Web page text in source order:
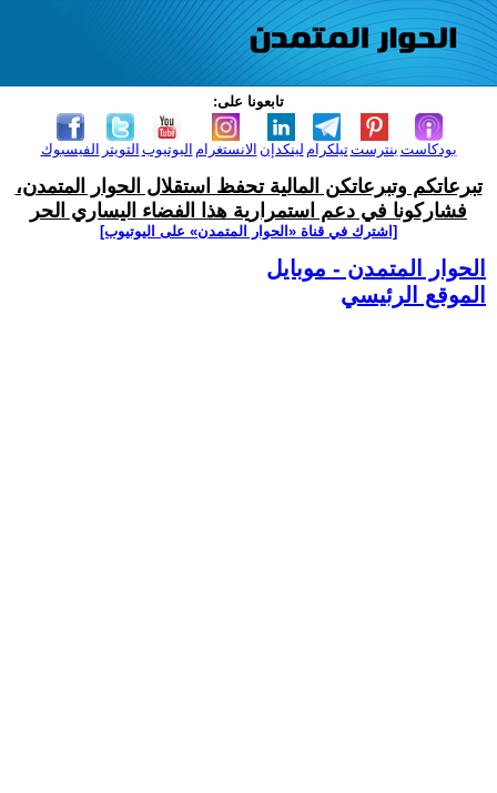
تابعونا على:
الفيسبوك التويتر اليوتيوب الانستغرام لينكدإن تيلكرامبنترست بودكاست
تبرعاتكم وتبرعاتكن المالية تحفظ استقلال الحوار المتمدن،
فشاركونا في دعم استمرارية هذا الفضاء اليساري الحر
[اشترك في قناة ‫«الحوار المتمدن» على اليوتيوب]
الحوار المتمدن - موبايل
الموقع الرئيسي